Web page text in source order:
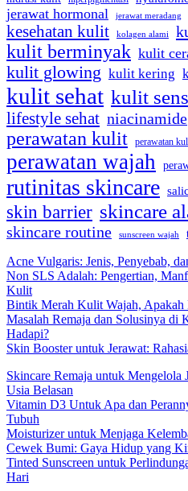
jerawat hormonal jerawat meradang
kesehatan kulit kolagen alami
kulit berminyak kulit
kulit glowing kulit kering
kulit sehat kulit
lifestyle sehat niacinamide
perawatan kulit perawatan
perawatan wajah
rutinitas skincare
skin barrier skincare
skincare routine sunscreen wajah
Acne Vulgaris: Jenis, Penyebab,
Non SLS Adalah: Pengertian,
Kulit
Bintik Merah Kulit Wajah, Apakah
Masalah Remaja dan Solusinya di
Hadapi?
Skin Booster untuk Jerawat:
Skincare Remaja untuk
Usia Belasan
Vitamin D3 Untuk Apa dan
Tubuh
Moisturizer untuk Menjaga
Cewek Bumi: Gaya Hidup yang
Tinted Sunscreen untuk
Hari